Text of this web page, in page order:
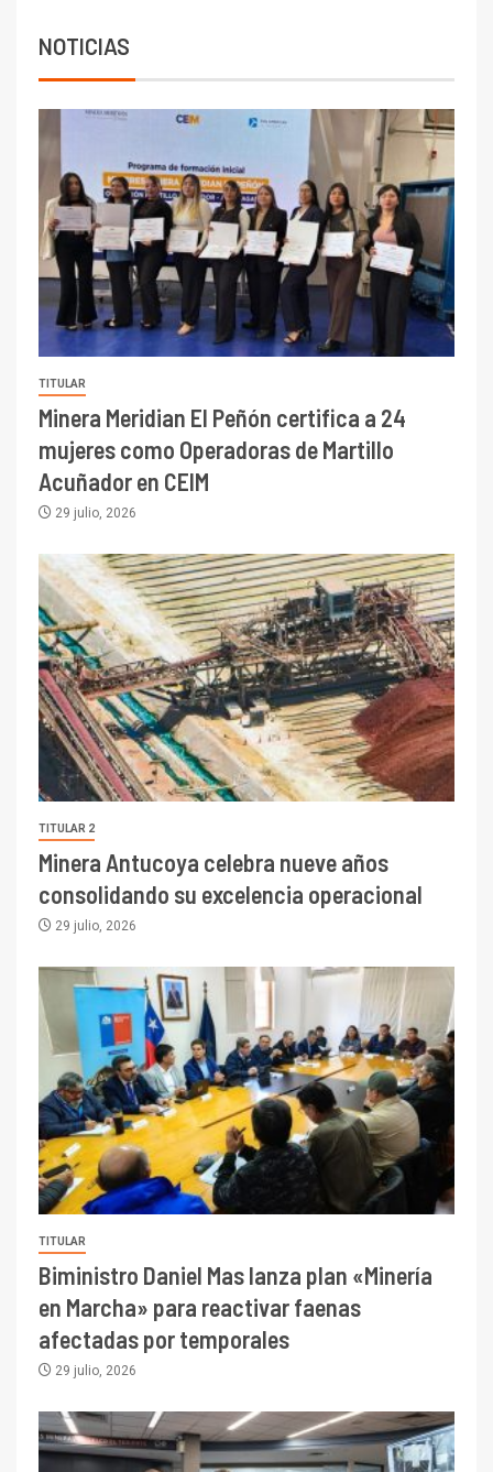
NOTICIAS
TITULAR
Minera Meridian El Peñón certifica a 24
mujeres como Operadoras de Martillo
Acuñador en CEIM
29 julio, 2026
TITULAR 2
Minera Antucoya celebra nueve años
consolidando su excelencia operacional
29 julio, 2026
TITULAR
Biministro Daniel Mas lanza plan «Minería
en Marcha» para reactivar faenas
afectadas por temporales
29 julio, 2026